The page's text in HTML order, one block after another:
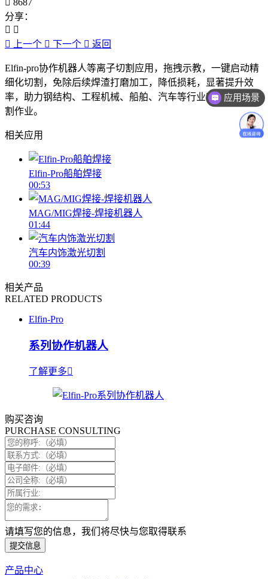
分享：
上一个 下一个 返回
Elfin-pro协作机器人等离子切割应用，拖拽示教，一键启动精
细化切割，免除后续焊渣打磨加工，降低损耗，显著提升效
率，助力钢结构、工程机械、船舶、汽车等行业实现高品质切
割作业。
相关应用
Elfin-Pro船舶焊接
00:53
MAG/MIG焊接-焊接机器人
01:44
汽车内饰激光切割
00:39
相关产品
RELATED PRODUCTS
Elfin-Pro
系列协作机器人
了解更多
购买咨询
PURCHASE CONSULTING
请填写您的信息，我们将尽快与您取得联系
提交信息
产品中心
应用场景
价格咨询